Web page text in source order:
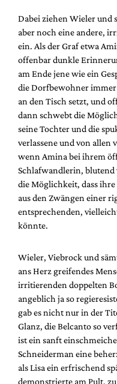
Dabei ziehen Wieler und
aber noch eine andere,
ein. Als der Graf etwa
offenbar dunkle
am Ende jene wie ein
die Dorfbewohner immer
an den Tisch setzt, und
dann schwebt die
seine Tochter und die
verlassene und von allen
wenn Amina bei ihrem
Schlafwandlerin,
die Möglichkeit, dass
aus den Zwängen einer
entsprechenden,
könnte.
Wieler, Viebrock und
ans Herz greifendes
irritierenden doppelten
angeblich ja so
gab es nicht nur in der
Glanz, die Belcanto so
ist ein sanft
Schneiderman eine
als Lisa ein erfrischend
demonstrierte am Pult,